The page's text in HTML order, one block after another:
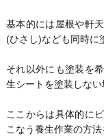
基本的には屋根や軒
(ひさし)なども同時に
それ以外にも塗装を
生シートを塗装しない
ここからは具体的に
こなう養生作業の方法